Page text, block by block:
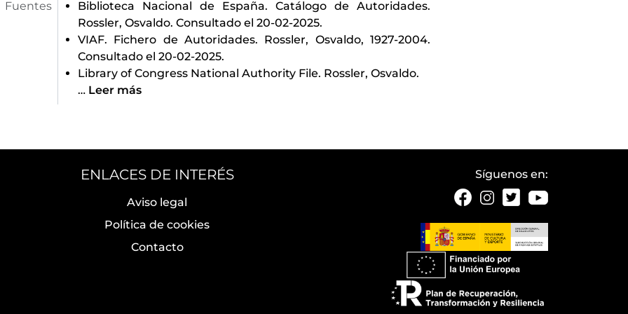
Fuentes
Biblioteca Nacional de España. Catálogo de Autoridades.
Rossler, Osvaldo. Consultado el 20-02-2025.
VIAF. Fichero de Autoridades. Rossler, Osvaldo, 1927-2004.
Consultado el 20-02-2025.
Library of Congress National Authority File. Rossler, Osvaldo.
… Leer más
ENLACES DE INTERÉS
Aviso legal
Política de cookies
Contacto
Síguenos en: